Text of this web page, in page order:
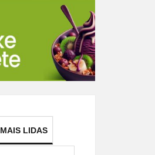
MAIS LIDAS